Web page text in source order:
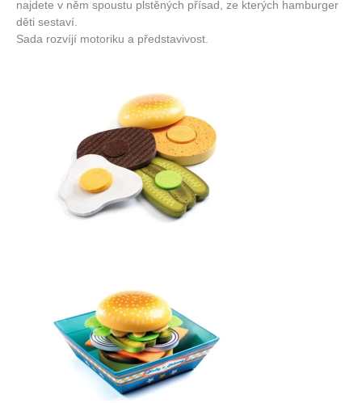
najdete v něm spoustu plstěných přísad, ze kterých hamburger
děti sestaví.
Sada rozvíjí motoriku a představivost.